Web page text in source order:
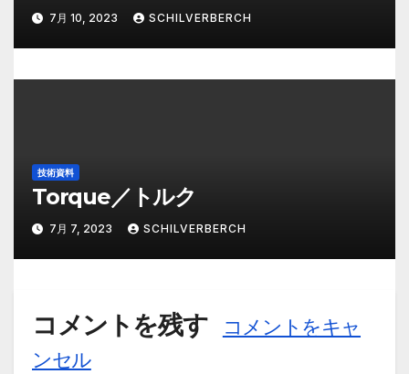
7月 10, 2023 SCHILVERBERCH
技術資料
Torque／トルク
7月 7, 2023 SCHILVERBERCH
コメントを残す
コメントをキャ
ンセル